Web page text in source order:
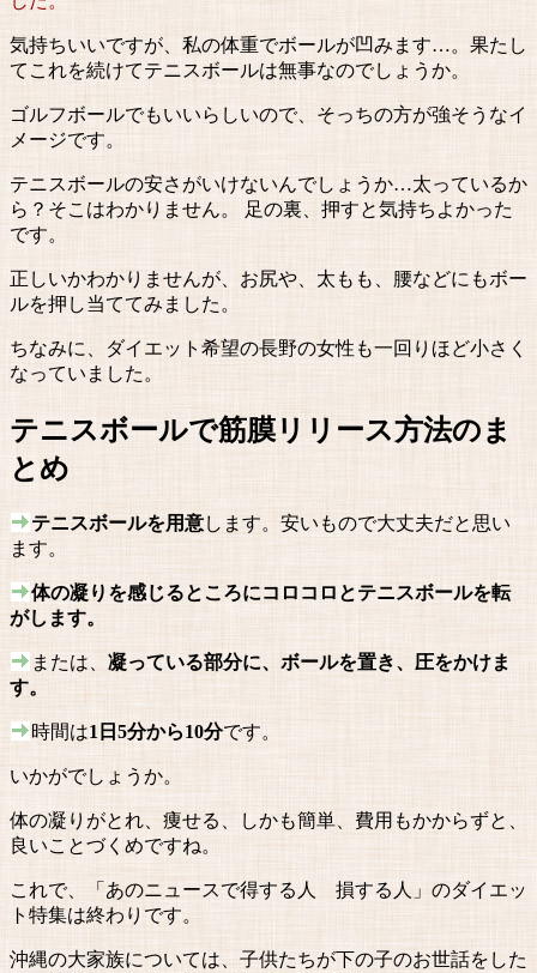
気持ちいいですが、私の体重でボールが凹みます…。果たし
てこれを続けてテニスボールは無事なのでしょうか。
ゴルフボールでもいいらしいので、そっちの方が強そうなイ
メージです。
テニスボールの安さがいけないんでしょうか…太っているか
ら？そこはわかりません。 足の裏、押すと気持ちよかった
です。
正しいかわかりませんが、お尻や、太もも、腰などにもボー
ルを押し当ててみました。
ちなみに、ダイエット希望の長野の女性も一回りほど小さく
なっていました。
テニスボールで筋膜リリース方法のま
とめ
テニスボールを用意します。安いもので大丈夫だと思い
ます。
体の凝りを感じるところにコロコロとテニスボールを転
がします。
または、凝っている部分に、ボールを置き、圧をかけま
す。
時間は1日5分から10分です。
いかがでしょうか。
体の凝りがとれ、痩せる、しかも簡単、費用もかからずと、
良いことづくめですね。
これで、「あのニュースで得する人 損する人」のダイエッ
ト特集は終わりです。
沖縄の大家族については、子供たちが下の子のお世話をした